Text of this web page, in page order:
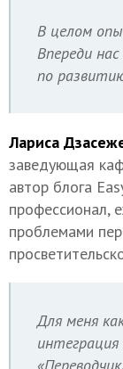
В целом
Впереди
по
Лариса
заведующая
автор блога
профессионал,
проблемами
Для меня
интеграция